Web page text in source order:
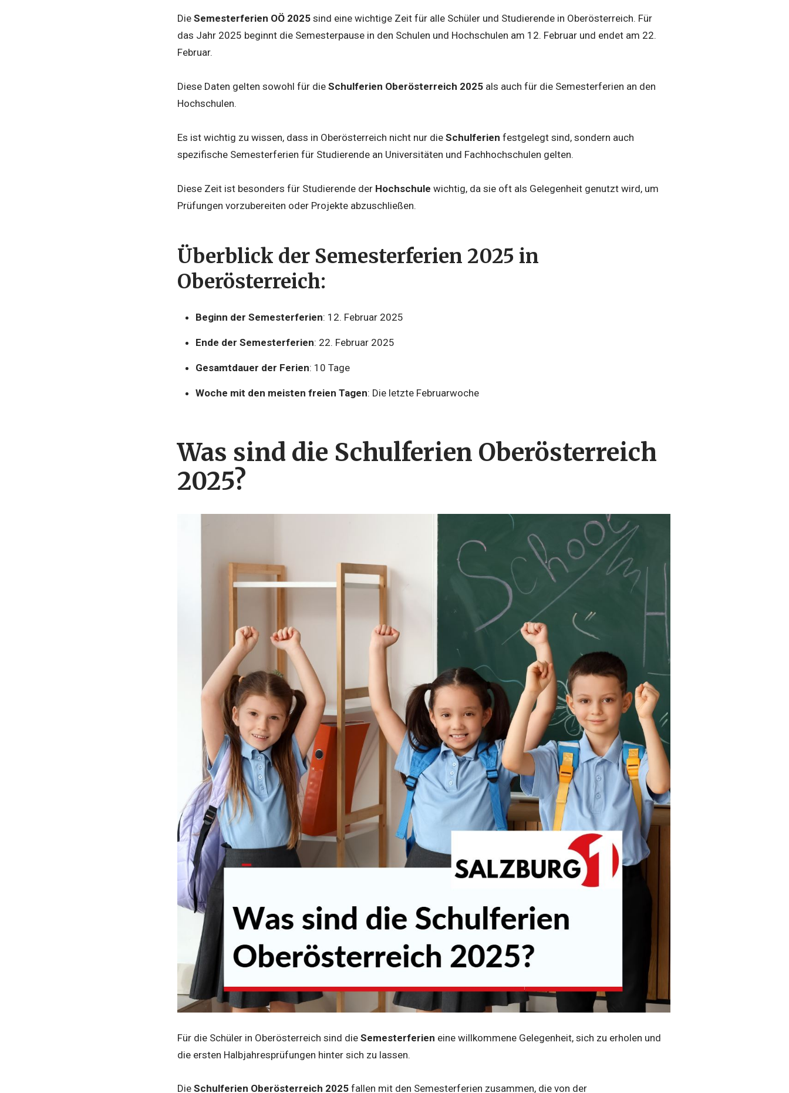
Die Semesterferien OÖ 2025 sind eine wichtige Zeit für alle Schüler und Studierende in Oberösterreich. Für
das Jahr 2025 beginnt die Semesterpause in den Schulen und Hochschulen am 12. Februar und endet am 22.
Februar.
Diese Daten gelten sowohl für die Schulferien Oberösterreich 2025 als auch für die Semesterferien an den
Hochschulen.
Es ist wichtig zu wissen, dass in Oberösterreich nicht nur die Schulferien festgelegt sind, sondern auch
spezifische Semesterferien für Studierende an Universitäten und Fachhochschulen gelten.
Diese Zeit ist besonders für Studierende der Hochschule wichtig, da sie oft als Gelegenheit genutzt wird, um
Prüfungen vorzubereiten oder Projekte abzuschließen.
Überblick der Semesterferien 2025 in
Oberösterreich:
Beginn der Semesterferien: 12. Februar 2025
Ende der Semesterferien: 22. Februar 2025
Gesamtdauer der Ferien: 10 Tage
Woche mit den meisten freien Tagen: Die letzte Februarwoche
Was sind die Schulferien Oberösterreich
2025?
Für die Schüler in Oberösterreich sind die Semesterferien eine willkommene Gelegenheit, sich zu erholen und
die ersten Halbjahresprüfungen hinter sich zu lassen.
Die Schulferien Oberösterreich 2025 fallen mit den Semesterferien zusammen, die von der